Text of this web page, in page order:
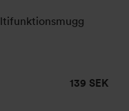
139 SEK